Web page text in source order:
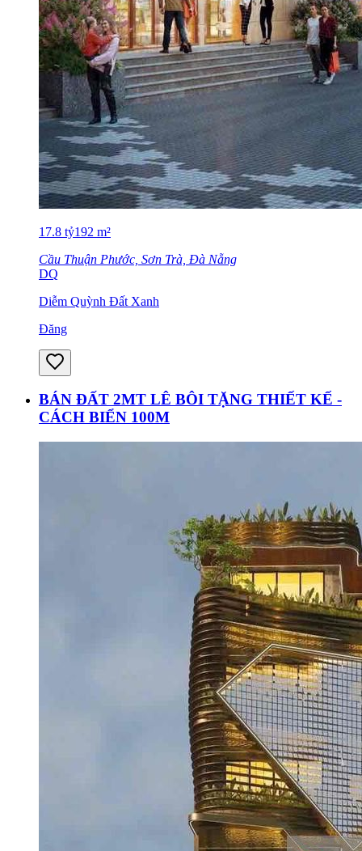
17.8 tỷ192 m²
Cầu Thuận Phước, Sơn Trà, Đà Nẵng
DQ
Diễm Quỳnh Đất Xanh
Đăng
BÁN ĐẤT 2MT LÊ BÔI TẶNG THIẾT KẾ -
CÁCH BIỂN 100M